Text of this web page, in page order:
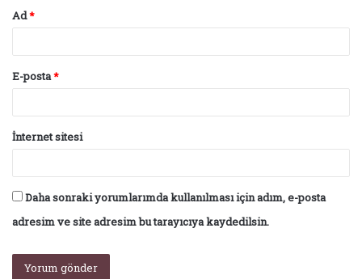
Ad*
E-posta*
İnternet sitesi
Daha sonraki yorumlarımda kullanılması için adım, e-posta
adresim ve site adresim bu tarayıcıya kaydedilsin.